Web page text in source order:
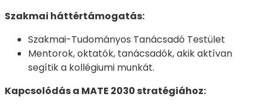
Szakmai háttértámogatás:
Szakmai-Tudományos Tanácsadó Testület
Mentorok, oktatók, tanácsadók, akik aktívan
segítik a kollégiumi munkát.
Kapcsolódás a MATE 2030 stratégiához: